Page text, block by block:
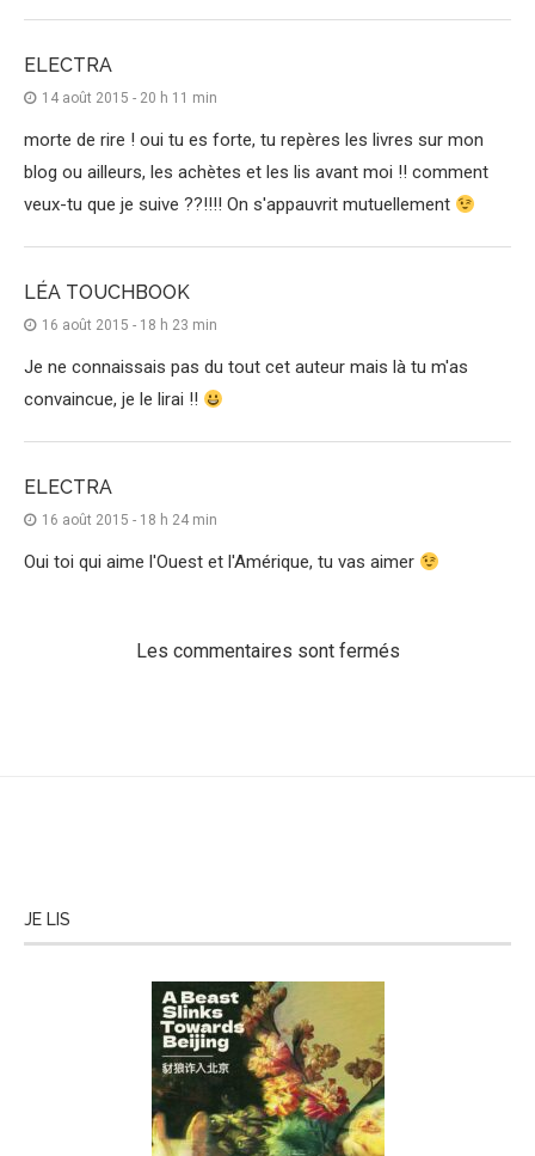
ELECTRA
14 août 2015 - 20 h 11 min
morte de rire ! oui tu es forte, tu repères les livres sur mon
blog ou ailleurs, les achètes et les lis avant moi !! comment
veux-tu que je suive ??!!!! On s'appauvrit mutuellement
LÉA TOUCHBOOK
16 août 2015 - 18 h 23 min
Je ne connaissais pas du tout cet auteur mais là tu m'as
convaincue, je le lirai !!
ELECTRA
16 août 2015 - 18 h 24 min
Oui toi qui aime l'Ouest et l'Amérique, tu vas aimer
Les commentaires sont fermés
JE LIS